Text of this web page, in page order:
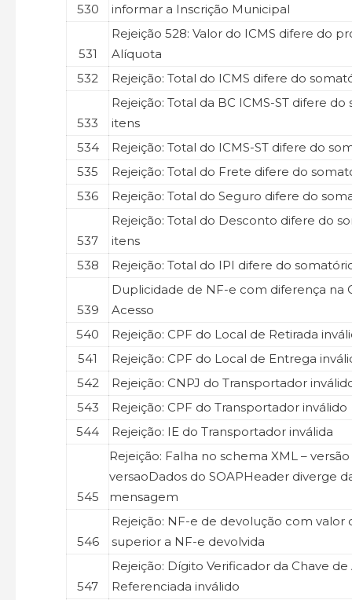
530
informar a Inscrição Municipal
531
Rejeição 528: Valor do ICMS difere do
Alíquota
532
Rejeição: Total do ICMS difere do
533
Rejeição: Total da BC ICMS-ST difere
itens
534
Rejeição: Total do ICMS-ST difere do
535
Rejeição: Total do Frete difere do
536
Rejeição: Total do Seguro difere do
537
Rejeição: Total do Desconto difere do
itens
538
Rejeição: Total do IPI difere do
539
Duplicidade de NF-e com diferença na
Acesso
540
Rejeição: CPF do Local de Retirada
541
Rejeição: CPF do Local de Entrega
542
Rejeição: CNPJ do Transportador
543
Rejeição: CPF do Transportador inválido
544
Rejeição: IE do Transportador inválida
545
Rejeição: Falha no schema XML –
versaoDados do SOAPHeader diverge
mensagem
546
Rejeição: NF-e de devolução com valor
superior a NF-e devolvida
547
Rejeição: Dígito Verificador da Chave
Referenciada inválido